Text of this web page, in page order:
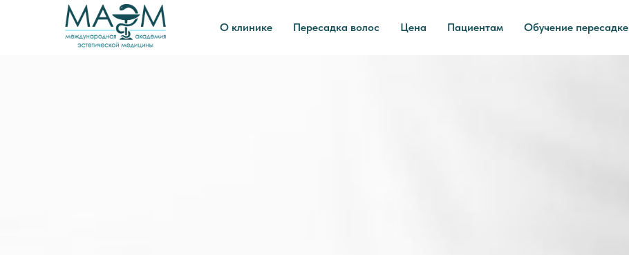
О клинике Пересадка волос Цена Пациентам Обучение пересадке